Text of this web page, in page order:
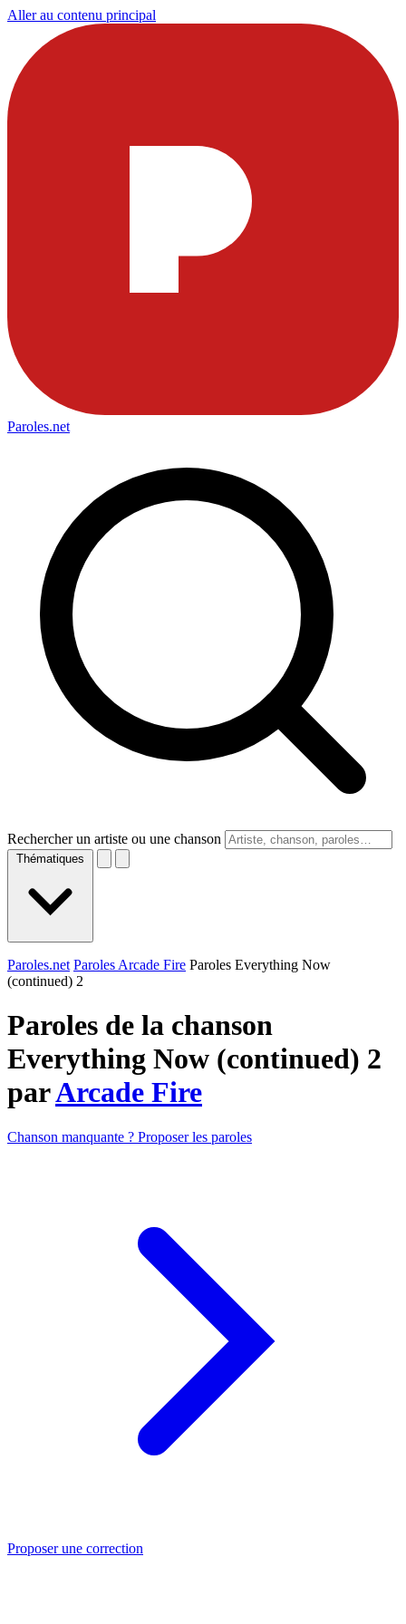
Aller au contenu principal
Paroles.net
Rechercher un artiste ou une chanson
Thématiques
Paroles.net Paroles Arcade Fire Paroles Everything Now
(continued) 2
Paroles de la chanson
Everything Now (continued) 2
parArcade Fire
Chanson manquante ? Proposer les paroles
Proposer une correction